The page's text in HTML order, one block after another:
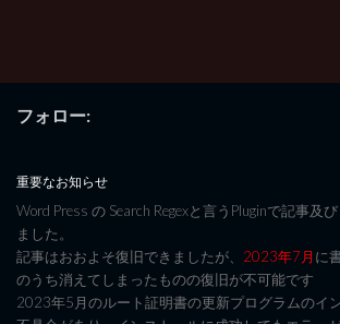
フォロー:
重要なお知らせ
Word Press の Search Regexと言うPluginで記事及
ました。
記事はおおよそ復旧できましたが、 2023年7月に
のうち消えてしまったものの復旧が不可能です
2023年5月のルート証明書の更新プログラムのイ